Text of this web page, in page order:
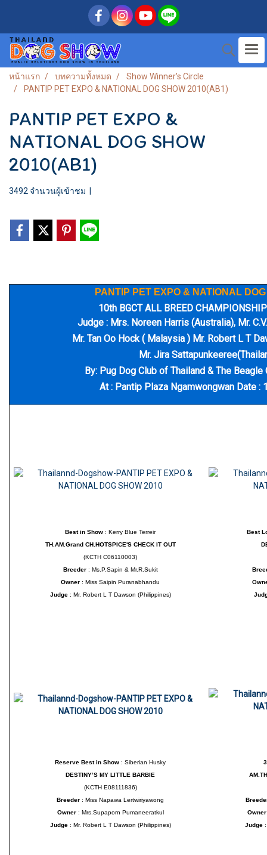
หน้าแรก บทความทั้งหมด
Show Winner's Circle
PANTIP PET EXPO & NATIONAL DOG SHOW 2010(AB1)
PANTIP PET EXPO &
NATIONAL DOG SHOW
2010(AB1)
3492 จำนวนผู้เข้าชม
PANTIP PET EXPO & NATIONAL
10th BGCT ALL BREED
Judge : Mrs. Noreen Harris (Australia), Mr.
Mr. Tan Oo Hock ( Malaysia )Mr. Robert L T
Mr. Jira
By: Pug Dog Club of Thailand & The Beagle
At : Pantip Plaza Ngamwongwan Date :
Best in Show : Kerry Blue Terreir
TH.AM.Grand CH.HOTSPICE'S CHECK IT OUT
(KCTH C06110003)
Breeder: Ms.P.Sapin & Mr.R.Sukit
Owner : Miss Saipin Puranabhandu
Judge: Mr. Robert L T Dawson (Philippines)
Best
Reserve Best in Show : Siberian Husky
DESTINY’S MY LITTLE BARBIE
(KCTH E08111836)
Breeder : Miss Napawa Lertwiriyawong
Owner : Mrs.Supaporn Pumaneeratkul
Judge : Mr. Robert L T Dawson (Philippines)
Judge